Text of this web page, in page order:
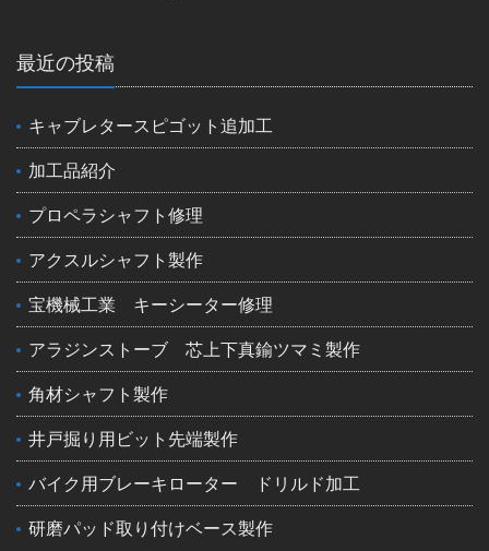
最近の投稿
キャブレタースピゴット追加工
加工品紹介
プロペラシャフト修理
アクスルシャフト製作
宝機械工業 キーシーター修理
アラジンストーブ 芯上下真鍮ツマミ製作
角材シャフト製作
井戸掘り用ビット先端製作
バイク用ブレーキローター ドリルド加工
研磨パッド取り付けベース製作